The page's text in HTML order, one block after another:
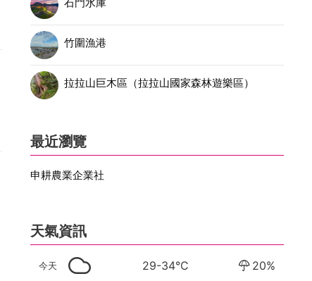
竹圍漁港
拉拉山巨木區（拉拉山國家森林遊樂區）
最近瀏覽
申耕農業企業社
天氣資訊
今天 29-34°C 20%